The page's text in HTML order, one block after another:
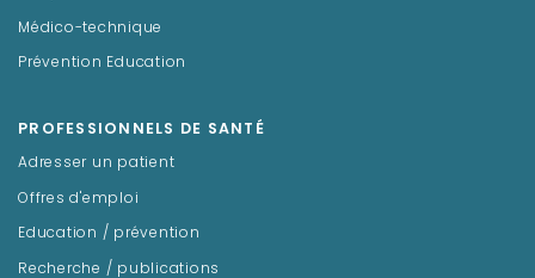
Médico-technique
Prévention Education
PROFESSIONNELS DE SANTÉ
Adresser un patient
Offres d'emploi
Education / prévention
Recherche / publications